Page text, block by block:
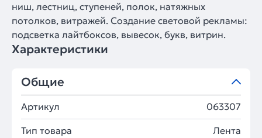
ниш, лестниц, ступеней, полок, натяжных
потолков, витражей. Создание световой рекламы:
подсветка лайтбоксов, вывесок, букв, витрин.
Характеристики
Общие
Артикул 063307
Тип товара Лента